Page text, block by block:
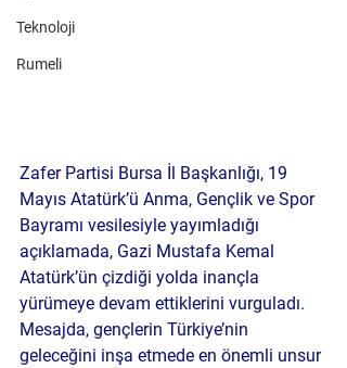
Teknoloji
Rumeli
Zafer Partisi Bursa İl Başkanlığı, 19
Mayıs Atatürk’ü Anma, Gençlik ve Spor
Bayramı vesilesiyle yayımladığı
açıklamada, Gazi Mustafa Kemal
Atatürk’ün çizdiği yolda inançla
yürümeye devam ettiklerini vurguladı.
Mesajda, gençlerin Türkiye’nin
geleceğini inşa etmede en önemli unsur